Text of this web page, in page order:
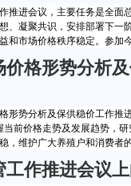
推进会议，主要任务是全面
、凝聚共识，安排部署下一
和市场价格秩序稳定。参加
格形势分析
形势分析及保供稳价工作推
前价格走势及发展趋势，
，维护广大养殖户和消费者
作推进会议